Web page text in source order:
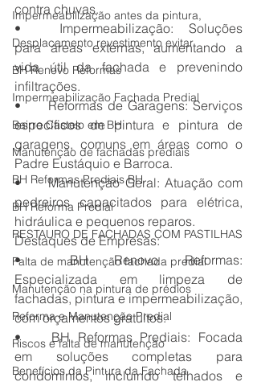
Impermeabilização antes da pintura,
Desplacamento revestimento evitar
BH Renovo Reformas
Impermeabilização Fachada Predial
Bairro Castelo em BH
Manutenção de fachadas prediais
BH Reformas Prediais BH
BH Reforma Predial
RESTAURO DE FACHADAS COM PASTILHAS
Falta de manutenção fachada predial
Manutenção na pintura de prédios
Reforma e Manutenção Predial
Riscos e falta de manutenção
Benefícios da Pintura da Fachada
contra chuvas.
•	Impermeabilização: Soluções
para áreas externas, aumentando a
vida útil da fachada e prevenindo
infiltrações.
•	Reformas de Garagens: Serviços
específicos de pintura e pintura de
garagens, comuns em áreas como o
Padre Eustáquio e Barroca.
•	Manutenção Geral: Atuação com
pedreiros capacitados para elétrica,
hidráulica e pequenos reparos.
Destaques de Empresas:
•	BH Renovo Reformas:
Especializada em limpeza de
fachadas, pintura e impermeabilização,
com orçamentos gratuitos.
•	BH Reformas Prediais: Focada
em soluções completas para
condomínios, incluindo telhados e